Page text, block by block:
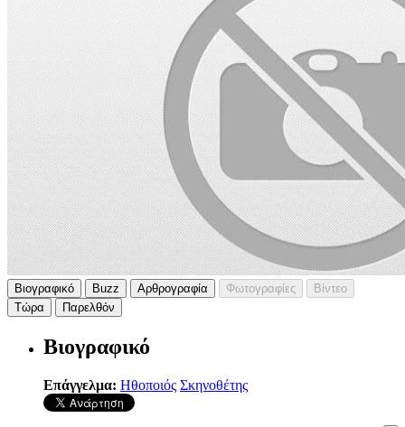
Βιογραφικό Buzz Αρθρογραφία Φωτογραφίες
Βίντεο
Τώρα
Παρελθόν
Βιογραφικό
Επάγγελμα: Ηθοποιός Σκηνοθέτης